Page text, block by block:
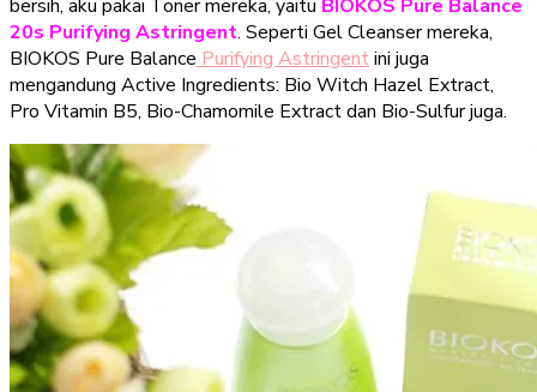
bersih, aku pakai Toner mereka, yaitu BIOKOS Pure Balance
20s Purifying Astringent. Seperti Gel Cleanser mereka,
BIOKOS Pure Balance Purifying Astringentini juga
mengandung Active Ingredients: Bio Witch Hazel Extract,
Pro Vitamin B5, Bio-Chamomile Extract dan Bio-Sulfur juga.